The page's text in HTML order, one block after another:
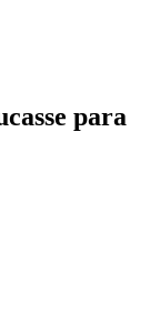
para